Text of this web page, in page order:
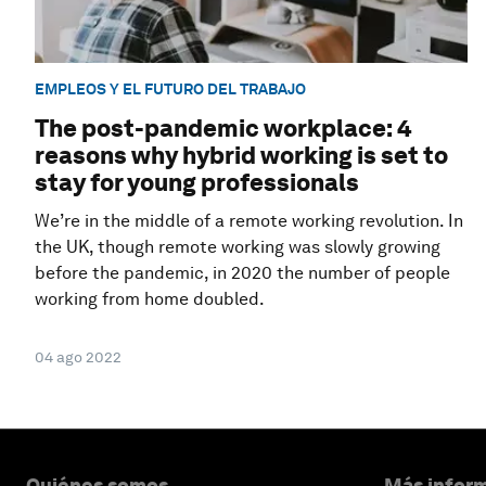
EMPLEOS Y EL FUTURO DEL TRABAJO
The post-pandemic workplace: 4
reasons why hybrid working is set to
stay for young professionals
We’re in the middle of a remote working revolution. In
the UK, though remote working was slowly growing
before the pandemic, in 2020 the number of people
working from home doubled.
04 ago 2022